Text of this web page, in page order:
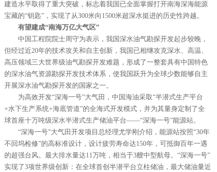
建造水平取得了重大突破，标志着我国已全面掌握打开南海深海能源
宝藏的“钥匙”，实现了从300米向1500米超深水挺进的历史性跨越。
有望建成“南海万亿大气区”
中国工程院院士周守为表示，我国深水油气勘探开发起步较晚，
但经过近20年的技术攻关和自主创新，我国已相继攻克深水、高温、
高压领域三大世界级油气勘探开发难题，形成了一整套具有中国特色
的深水油气资源勘探开发技术体系，使我国跃升为全球少数能够自主
开展深水油气勘探开发的国家之一。
为高效开发“深海一号”大气田，中国海油采取“半潜式生产平台
+水下生产系统+海底管道”的全海式开发模式，并为其量身定制了全
球首座十万吨级深水半潜式生产储油平台——“深海一号”能源站。
“深海一号”大气田开发项目总经理尤学刚介绍，能源站按照“30年
不回坞检修”的高标准设计，设计疲劳寿命达150年，可抵御百年一遇
的超强台风。最大排水量达11万吨，相当于3艘中型航母。“深海一号”
实现了3项世界级创新：在全球首创半潜平台立柱储油，最大储油量近